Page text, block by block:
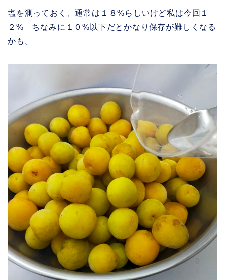
塩を測っておく、通常は１８%らしいけど私は今回１
２% ちなみに１０%以下だとかなり保存が難しくなる
かも。